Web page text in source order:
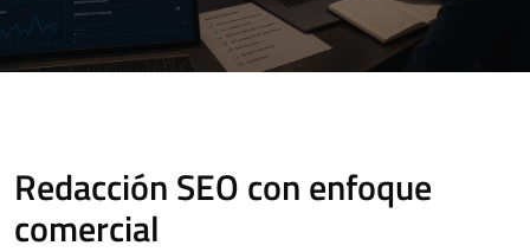
Redacción SEO con enfoque
comercial